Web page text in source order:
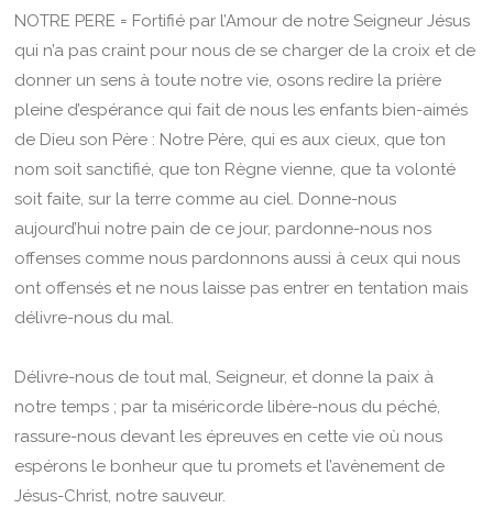
NOTRE PERE = Fortifié par l’Amour de notre Seigneur Jésus
qui n’a pas craint pour nous de se charger de la croix et de
donner un sens à toute notre vie, osons redire la prière
pleine d’espérance qui fait de nous les enfants bien-aimés
de Dieu son Père : Notre Père, qui es aux cieux, que ton
nom soit sanctifié, que ton Règne vienne, que ta volonté
soit faite, sur la terre comme au ciel. Donne-nous
aujourd’hui notre pain de ce jour, pardonne-nous nos
offenses comme nous pardonnons aussi à ceux qui nous
ont offensés et ne nous laisse pas entrer en tentation mais
délivre-nous du mal.
Délivre-nous de tout mal, Seigneur, et donne la paix à
notre temps ; par ta miséricorde libère-nous du péché,
rassure-nous devant les épreuves en cette vie où nous
espérons le bonheur que tu promets et l’avènement de
Jésus-Christ, notre sauveur.